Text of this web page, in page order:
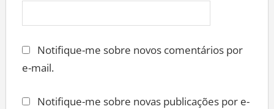
Notifique-me sobre novos comentários por
e-mail.
Notifique-me sobre novas publicações por e-